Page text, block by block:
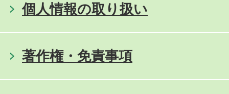
個人情報の取り扱い
著作権・免責事項